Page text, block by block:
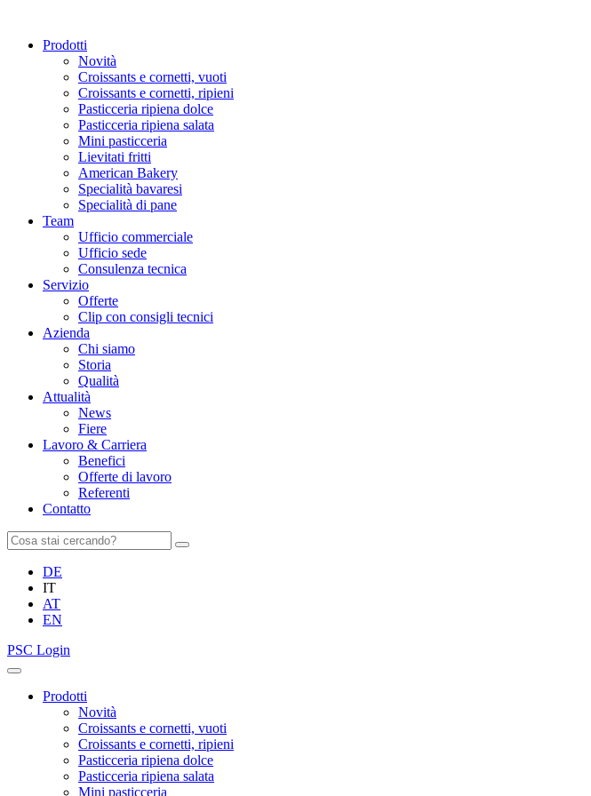
Prodotti
Novità
Croissants e cornetti, vuoti
Croissants e cornetti, ripieni
Pasticceria ripiena dolce
Pasticceria ripiena salata
Mini pasticceria
Lievitati fritti
American Bakery
Specialità bavaresi
Specialità di pane
Team
Ufficio commerciale
Ufficio sede
Consulenza tecnica
Servizio
Offerte
Clip con consigli tecnici
Azienda
Chi siamo
Storia
Qualità
Attualità
News
Fiere
Lavoro & Carriera
Benefici
Offerte di lavoro
Referenti
Contatto
DE
IT
AT
EN
PSC Login
Prodotti
Novità
Croissants e cornetti, vuoti
Croissants e cornetti, ripieni
Pasticceria ripiena dolce
Pasticceria ripiena salata
Mini pasticceria